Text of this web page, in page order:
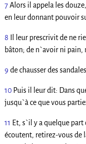
7Alors il appela les
en leur donnant pouvoir
8
Il leur prescrivit de ne
bâton; de n`avoir ni pain,
9 de chausser des
10 Puis il leur dit: Dans
jusqu`à ce que vous
11 Et, s`il y a quelque part
écoutent, retirez-vous de